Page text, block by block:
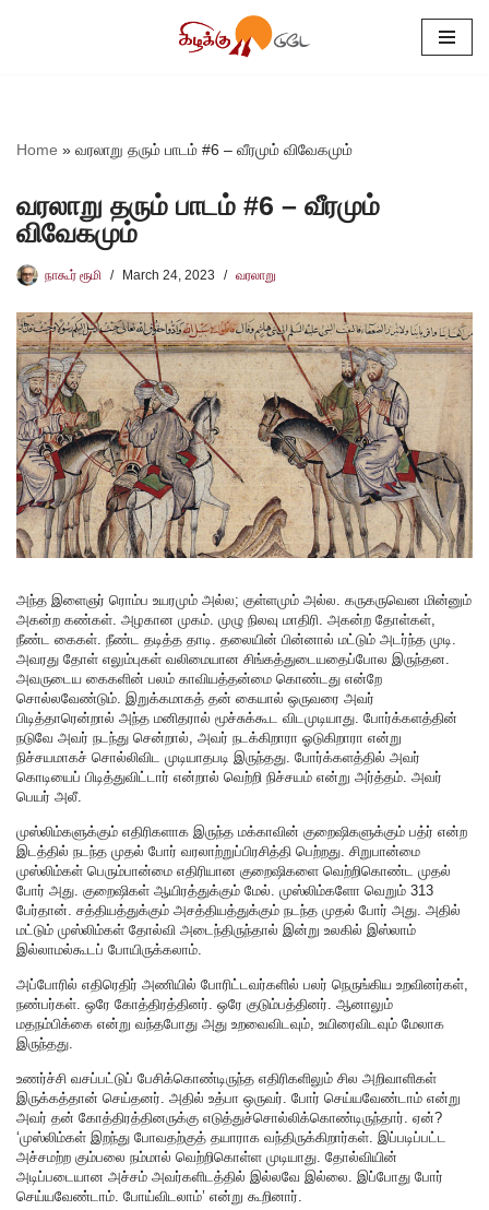
Home » வரலாறு தரும் பாடம் #6 – வீரமும் விவேகமும்
வரலாறு தரும் பாடம் #6 – வீரமும்
விவேகமும்
நாகூர் ரூமி March 24, 2023 வரலாறு
அந்த இளைஞர் ரொம்ப உயரமும் அல்ல; குள்ளமும் அல்ல. கருகருவென மின்னும்
அகன்ற கண்கள். அழகான முகம். முழு நிலவு மாதிரி. அகன்ற தோள்கள்,
நீண்ட கைகள். நீண்ட தடித்த தாடி. தலையின் பின்னால் மட்டும் அடர்ந்த முடி.
அவரது தோள் எலும்புகள் வலிமையான சிங்கத்துடையதைப்போல இருந்தன.
அவருடைய கைகளின் பலம் காவியத்தன்மை கொண்டது என்றே
சொல்லவேண்டும். இறுக்கமாகத் தன் கையால் ஒருவரை அவர்
பிடித்தாரென்றால் அந்த மனிதரால் மூச்சுக்கூட விடமுடியாது. போர்க்களத்தின்
நடுவே அவர் நடந்து சென்றால், அவர் நடக்கிறாரா ஓடுகிறாரா என்று
நிச்சயமாகச் சொல்லிவிட முடியாதபடி இருந்தது. போர்க்களத்தில் அவர்
கொடியைப் பிடித்துவிட்டார் என்றால் வெற்றி நிச்சயம் என்று அர்த்தம். அவர்
பெயர் அலீ.
முஸ்லிம்களுக்கும் எதிரிகளாக இருந்த மக்காவின் குறைஷிகளுக்கும் பத்ர் என்ற
இடத்தில் நடந்த முதல் போர் வரலாற்றுப்பிரசித்தி பெற்றது. சிறுபான்மை
முஸ்லிம்கள் பெரும்பான்மை எதிரியான குறைஷிகளை வெற்றிகொண்ட முதல்
போர் அது. குறைஷிகள் ஆயிரத்துக்கும் மேல். முஸ்லிம்களோ வெறும் 313
பேர்தான். சத்தியத்துக்கும் அசத்தியத்துக்கும் நடந்த முதல் போர் அது. அதில்
மட்டும் முஸ்லிம்கள் தோல்வி அடைந்திருந்தால் இன்று உலகில் இஸ்லாம்
இல்லாமல்கூடப் போயிருக்கலாம்.
அப்போரில் எதிரெதிர் அணியில் போரிட்டவர்களில் பலர் நெருங்கிய உறவினர்கள்,
நண்பர்கள். ஒரே கோத்திரத்தினர். ஒரே குடும்பத்தினர். ஆனாலும்
மதநம்பிக்கை என்று வந்தபோது அது உறவைவிடவும், உயிரைவிடவும் மேலாக
இருந்தது.
உணர்ச்சி வசப்பட்டுப் பேசிக்கொண்டிருந்த எதிரிகளிலும் சில அறிவாளிகள்
இருக்கத்தான் செய்தனர். அதில் உத்பா ஒருவர். போர் செய்யவேண்டாம் என்று
அவர் தன் கோத்திரத்தினருக்கு எடுத்துச்சொல்லிக்கொண்டிருந்தார். ஏன்?
‘முஸ்லிம்கள் இறந்து போவதற்குத் தயாராக வந்திருக்கிறார்கள். இப்படிப்பட்ட
அச்சமற்ற கும்பலை நம்மால் வெற்றிகொள்ள முடியாது. தோல்வியின்
அடிப்படையான அச்சம் அவர்களிடத்தில் இல்லவே இல்லை. இப்போது போர்
செய்யவேண்டாம். போய்விடலாம்’ என்று கூறினார்.